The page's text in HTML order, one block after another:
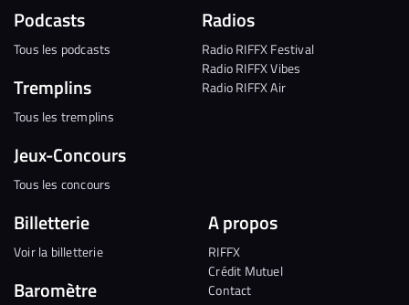
Podcasts
Tous les podcasts
Tremplins
Tous les tremplins
Jeux-Concours
Tous les concours
Radios
Radio RIFFX Festival
Radio RIFFX Vibes
Radio RIFFX Air
Billetterie
Voir la billetterie
Baromètre
A propos
RIFFX
Crédit Mutuel
Contact